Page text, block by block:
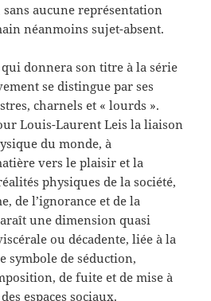
aucune représentation
néanmoins sujet-absent.
donnera son titre à la série
se distingue par ses
charnels et « lourds ».
Louis-Laurent Leis la liaison
du monde, à
vers le plaisir et la
physiques de la société,
de l’ignorance et de la
une dimension quasi
ou décadente, liée à la
symbole de séduction,
de fuite et de mise à
espaces sociaux.